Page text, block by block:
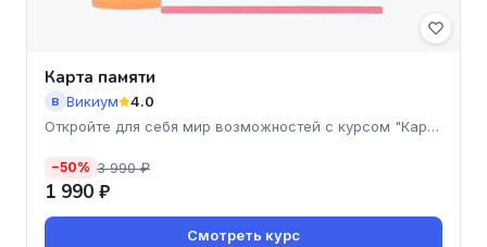
Карта памяти
В Викиум
4.0
Откройте для себя мир возможностей с курсом "Карта
−50% 3 990 ₽
1 990 ₽
Смотреть курс